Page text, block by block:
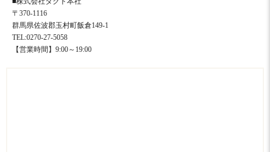
〒370-1116
群馬県佐波郡玉村町飯倉149-1
TEL:0270-27-5058
【営業時間】9:00～19:00